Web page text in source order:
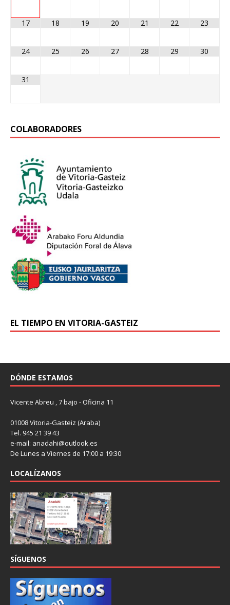
17 18 19 20 21 22 23
24 25 26 27 28 29 30
31
COLABORADORES
EL TIEMPO EN VITORIA-GASTEIZ
DÓNDE ESTAMOS
Vicente Abreu , 7 bajo - Oficina 11
01008 Vitoria-Gasteiz (Araba)
Tel. 945 21 39 43
e-mail: anadahi@outlook.es
De Lunes a Viernes de 17:00 a 19:30
LOCALÍZANOS
SÍGUENOS